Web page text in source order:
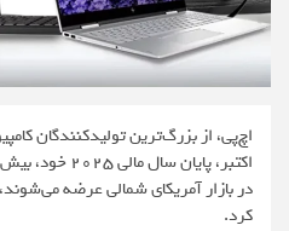
اچ‌پی، از بزرگ‌ترین تولیدکنندگان
در بازار آمریکای شمالی عرضه
کرد.